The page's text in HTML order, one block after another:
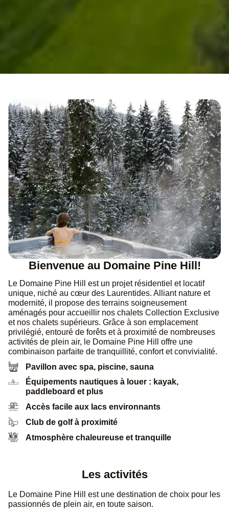
Bienvenue au Domaine Pine Hill!
Le Domaine Pine Hill est un projet résidentiel et locatif
unique, niché au cœur des Laurentides. Alliant nature et
modernité, il propose des terrains soigneusement
aménagés pour accueillir nos chalets Collection Exclusive
et nos chalets supérieurs. Grâce à son emplacement
privilégié, entouré de forêts et à proximité de nombreuses
activités de plein air, le Domaine Pine Hill offre une
combinaison parfaite de tranquillité, confort et convivialité.
Pavillon avec spa, piscine, sauna
Équipements nautiques à louer : kayak,
paddleboard et plus
Accès facile aux lacs environnants
Club de golf à proximité
Atmosphère chaleureuse et tranquille
Les activités
Le Domaine Pine Hill est une destination de choix pour les
passionnés de plein air, en toute saison.